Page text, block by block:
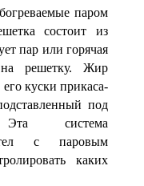
паром
состоит из
пар или горячая
решетку. Жир
его куски прикаса­
под
система
с паровым
ка­ких